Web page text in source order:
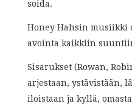
soida.
Honey Hahsin musiikki
avointa kaikkiin
Sisarukset (Rowan,
arjestaan, ystävistään,
iloistaan ja kyllä,